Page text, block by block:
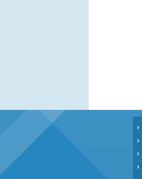
›
›
›
›